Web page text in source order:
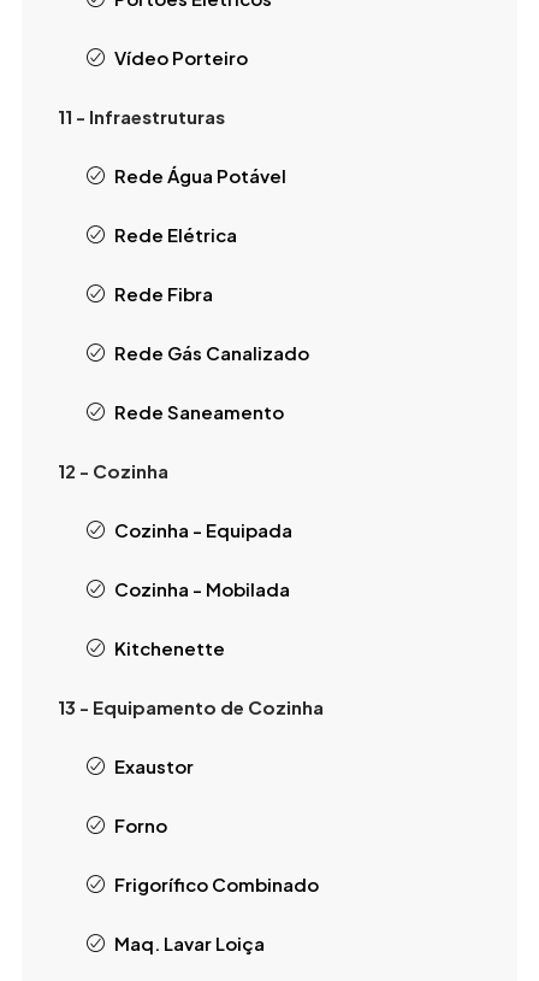
Vídeo Porteiro
11 - Infraestruturas
Rede Água Potável
Rede Elétrica
Rede Fibra
Rede Gás Canalizado
Rede Saneamento
12 - Cozinha
Cozinha - Equipada
Cozinha - Mobilada
Kitchenette
13 - Equipamento de Cozinha
Exaustor
Forno
Frigorífico Combinado
Maq. Lavar Loiça